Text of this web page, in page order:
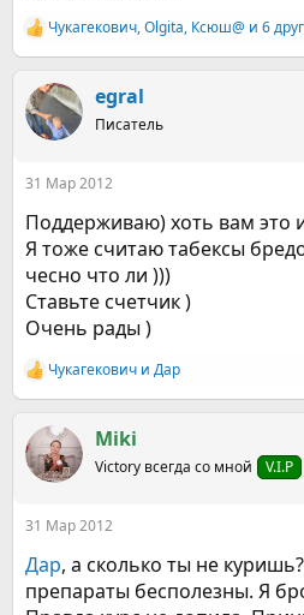
Р
е
к
ц
и
Чукагекович,Olgita, Ксюш@ и 6
egral
Писатель
31 Мар 2012
Поддерживаю) хоть вам это
Я тоже считаю табексы
чесно что ли )))
Ставьте счетчик )
Очень рады )
Р
е
к
ц
и
Чукагекович и Дар
Miki
Victory всегда со мной V.I.P
31 Мар 2012
Дар, а сколько ты не
препараты бесполезны. Я